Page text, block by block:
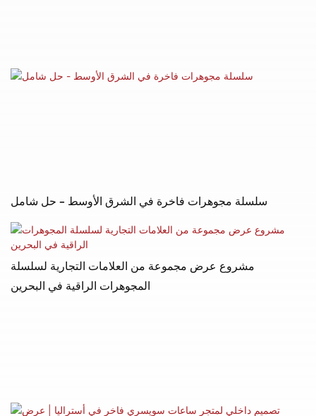
سلسلة مجوهرات فاخرة في الشرق الأوسط - حل شامل
مشروع عرض مجموعة من العلامات التجارية لسلسلة
المجوهرات الراقية في البحرين